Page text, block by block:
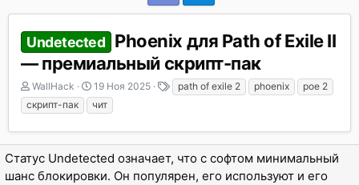
Undetected
Phoenix для Path of Exile II
— премиальный скрипт-пак
А
в
т
р
т
е
WallHack
Д
а
т
н
а
ч
19 Ноя 2025
е
path of exile 2 phoenix
poe 2
скрипт-пак
чит
Статус Undetected означает, что с софтом минимальный
шанс блокировки. Он популярен, его используют и его